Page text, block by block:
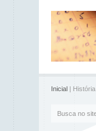
Inicial | História